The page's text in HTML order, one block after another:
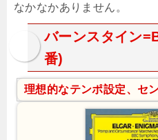
なかなかありません。
バーンスタイン
番)
理想的なテンポ設定、セ